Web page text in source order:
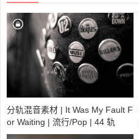
分轨混音素材 | It Was My Fault F
or Waiting | 流行/Pop | 44 轨